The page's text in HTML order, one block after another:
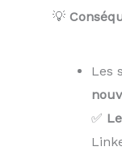
💡
Les
✅